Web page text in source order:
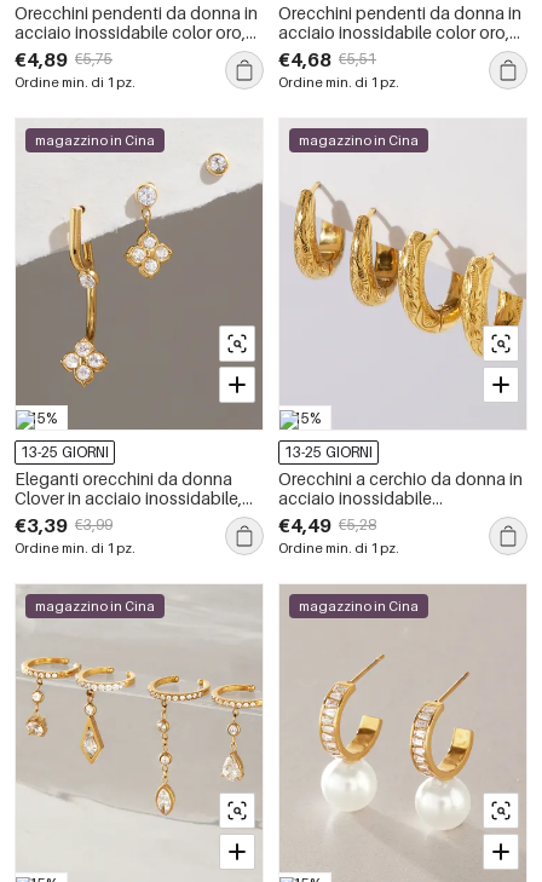
Orecchini pendenti da donna in
acciaio inossidabile color oro,
impermeabili, con forma
geometrica retrò.
€4,89 €5,75
Ordine min. di 1 pz.
Orecchini pendenti da donna in
acciaio inossidabile color oro,
impermeabili, con strass e
zirconi, dalla forma geometrica.
€4,68 €5,51
Ordine min. di 1 pz.
-15%
magazzino in Cina
13-25 GIORNI
Eleganti orecchini da donna
Clover in acciaio inossidabile,
impermeabili, color oro, con
zirconi.
€3,39 €3,99
Ordine min. di 1 pz.
-15%
magazzino in Cina
13-25 GIORNI
Orecchini a cerchio da donna in
acciaio inossidabile
impermeabili con motivo floreale
retrò.
€4,49 €5,28
Ordine min. di 1 pz.
magazzino in Cina magazzino in Cina